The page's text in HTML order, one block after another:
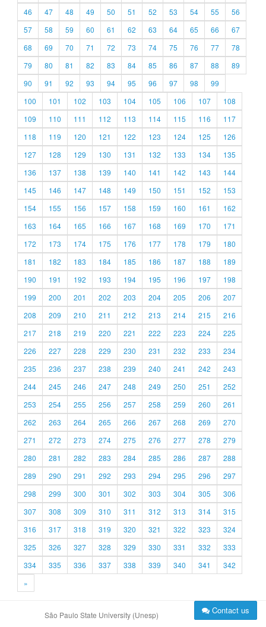
46
47 48 49 50 51 52 53 54 55
56
57
58 59 60 61 62 63 64 65 66
67
68
69 70 71 72 73 74 75 76 77
78
79
80 81 82 83 84 85 86 87 88
89
90
91 92 93 94 95 96 97 98
99
100
101 102 103 104 105 106 107
108
109
110 111 112 113 114 115 116
117
118
119 120 121 122 123 124 125
126
127
128 129 130 131 132 133 134
135
136
137 138 139 140 141 142 143
144
145
146 147 148 149 150 151 152
153
154
155 156 157 158 159 160 161
162
163
164 165 166 167 168 169 170
171
172
173 174 175 176 177 178 179
180
181
182 183 184 185 186 187 188
189
190
191 192 193 194 195 196 197
198
199
200 201 202 203 204 205 206
207
208
209 210 211 212 213 214 215
216
217
218 219 220 221 222 223 224
225
226
227 228 229 230 231 232 233
234
235
236 237 238 239 240 241 242
243
244
245 246 247 248 249 250 251
252
253
254 255 256 257 258 259 260
261
262
263 264 265 266 267 268 269
270
271
272 273 274 275 276 277 278
279
280
281 282 283 284 285 286 287
288
289
290 291 292 293 294 295 296
297
298
299 300 301 302 303 304 305
306
307
308 309 310 311 312 313 314
315
316
317 318 319 320 321 322 323
324
325
326 327 328 329 330 331 332
333
334
335 336 337 338 339 340 341
342
»
São Paulo State University (Unesp) Contact us